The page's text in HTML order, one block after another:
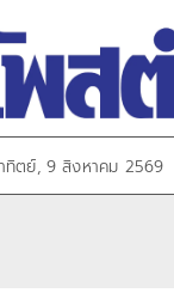
ทิตย์, 9 สิงหาคม 2569